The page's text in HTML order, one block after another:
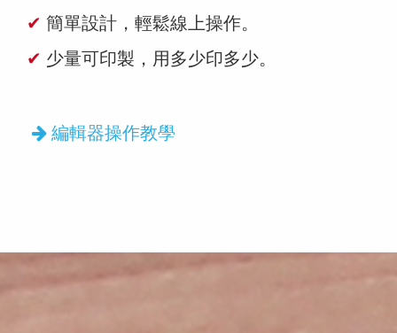
✔ 簡單設計，輕鬆線上操作。
✔ 少量可印製，用多少印多少。
編輯器操作教學